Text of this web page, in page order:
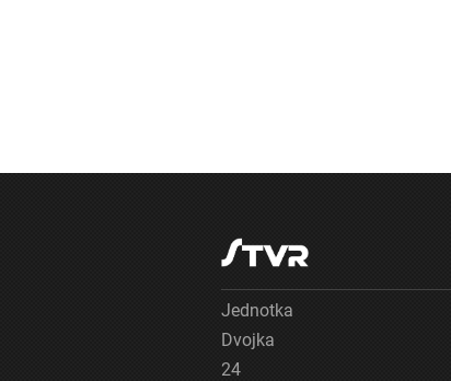
Jednotka
Dvojka
24